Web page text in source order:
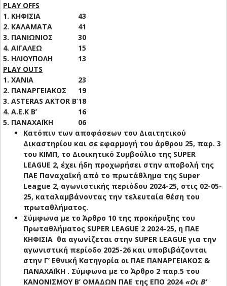
PLAY OFFS
1. ΚΗΦΙΣΙΑ
43
2. ΚΑΛΑΜΑΤΑ
41
3. ΠΑΝΙΩΝΙΟΣ
30
4. ΑΙΓΑΛΕΩ
15
5. ΗΛΙΟΥΠΟΛΗ
13
PLAY OUTS
1. ΧΑΝΙΑ
23
2. ΠΑΝΑΡΓΕΙΑΚΟΣ
19
3. ASTERAS AKTOR B’18
4. Α.Ε.Κ Β’
16
5. ΠΑΝΑΧΑΪΚΗ
06
Kατόπιν των αποφάσεων του Διαιτητικού
Δικαστηρίου και σε εφαρμογή του άρθρου 25, παρ. 3
του ΚΙΜΠ, το Διοικητικό Συμβούλιο της SUPER
LEAGUE 2, έχει ήδη προχωρήσει στην αποβολή της
ΠΑΕ Παναχαϊκή από το πρωτάθλημα της Super
League 2, αγωνιστικής περιόδου 2024-25, στις 02-05-
25, καταλαμβάνοντας την τελευταία θέση του
πρωταθλήματος.
Σύμφωνα με το Άρθρο 10 της προκήρυξης του
Πρωταθλήματος SUPER LEAGUE 2 2024-25, η ΠΑΕ
ΚΗΦΙΣΙΑ θα αγωνίζεται στην SUPER LEAGUE για την
αγωνιστική περίοδο 2025-26 και υποβιβάζονται
στην Γ’ Εθνική Κατηγορία οι ΠΑΕ ΠΑΝΑΡΓΕΙΑΚΟΣ &
ΠΑΝΑΧΑΪΚΗ . Σύμφωνα με το Άρθρο 2 παρ.5 του
ΚΑΝΟΝΙΣΜΟΥ Β’ ΟΜΑΔΩΝ ΠΑΕ της ΕΠΟ 2024 «Οι Β’